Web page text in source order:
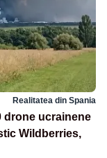
Realitatea din Spania
drone ucrainene
Wildberries,